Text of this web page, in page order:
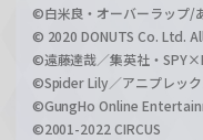
©白米良・オーバーラップ/
© 2020 DONUTS Co. Ltd.
©遠藤達哉／集英社・
©Spider Lily／アニプレック
©GungHo Online
©2001-2022 CIRCUS